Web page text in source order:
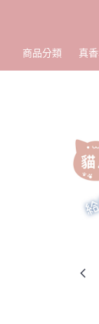
商品分類 真